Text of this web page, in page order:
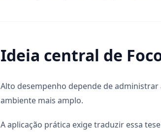
Ideia central de
Alto desempenho depende de
ambiente mais amplo.
A aplicação prática exige traduzir essa